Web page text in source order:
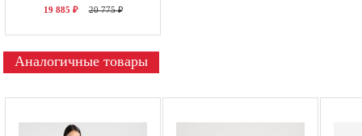
19 885 ₽ 20 775 ₽
Аналогичные товары